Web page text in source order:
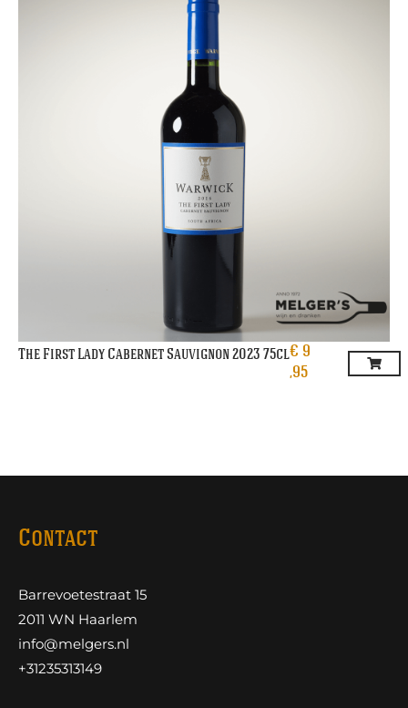
The First Lady Cabernet Sauvignon 2023 75cl€ 9
,95
Contact
Barrevoetestraat 15
2011 WN Haarlem
info@melgers.nl
+31235313149